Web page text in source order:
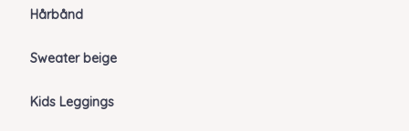
Hårbånd
Sweater beige
Kids Leggings